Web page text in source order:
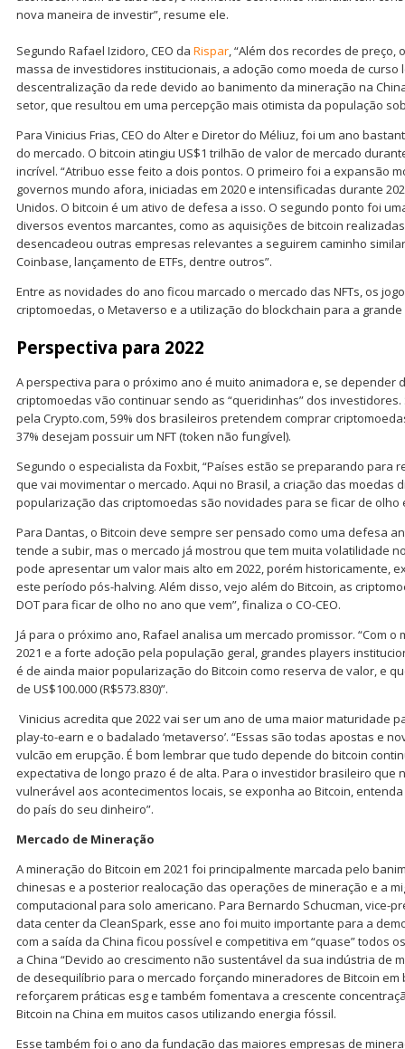
nova maneira de investir”, resume ele.
Segundo Rafael Izidoro, CEO da Rispar, “Além dos recordes de preço,
massa de investidores institucionais, a adoção como moeda de curso
descentralização da rede devido ao banimento da mineração na
setor, que resultou em uma percepção mais otimista da população
Para Vinicius Frias, CEO do Alter e Diretor do Méliuz, foi um ano
do mercado. O bitcoin atingiu US$1 trilhão de valor de mercado
incrível. “Atribuo esse feito a dois pontos. O primeiro foi a expansão
governos mundo afora, iniciadas em 2020 e intensificadas durante
Unidos. O bitcoin é um ativo de defesa a isso. O segundo ponto foi
diversos eventos marcantes, como as aquisições de bitcoin
desencadeou outras empresas relevantes a seguirem caminho
Coinbase, lançamento de ETFs, dentre outros”.
Entre as novidades do ano ficou marcado o mercado das NFTs, os
criptomoedas, o Metaverso e a utilização do blockchain para a
Perspectiva para 2022
A perspectiva para o próximo ano é muito animadora e, se depender
criptomoedas vão continuar sendo as “queridinhas” dos
pela Crypto.com, 59% dos brasileiros pretendem comprar
37% desejam possuir um NFT (token não fungível).
Segundo o especialista da Foxbit, “Países estão se preparando para
que vai movimentar o mercado. Aqui no Brasil, a criação das moedas
popularização das criptomoedas são novidades para se ficar de olho
Para Dantas, o Bitcoin deve sempre ser pensado como uma defesa
tende a subir, mas o mercado já mostrou que tem muita volatilidade
pode apresentar um valor mais alto em 2022, porém historicamente,
este período pós-halving. Além disso, vejo além do Bitcoin, as
DOT para ficar de olho no ano que vem”, finaliza o CO-CEO.
Já para o próximo ano, Rafael analisa um mercado promissor. “Com
2021 e a forte adoção pela população geral, grandes players
é de ainda maior popularização do Bitcoin como reserva de valor, e
de US$100.000 (R$573.830)”.
Vinicius acredita que 2022 vai ser um ano de uma maior maturidade
play-to-earn e o badalado ‘metaverso’. “Essas são todas apostas e
vulcão em erupção. É bom lembrar que tudo depende do bitcoin
expectativa de longo prazo é de alta. Para o investidor brasileiro que
vulnerável aos acontecimentos locais, se exponha ao Bitcoin,
do país do seu dinheiro”.
Mercado de Mineração
A mineração do Bitcoin em 2021 foi principalmente marcada pelo
chinesas e a posterior realocação das operações de mineração e a
computacional para solo americano. Para Bernardo Schucman, vice-
data center da CleanSpark, esse ano foi muito importante para a
com a saída da China ficou possível e competitiva em “quase” todos
a China “Devido ao crescimento não sustentável da sua indústria de
de desequilíbrio para o mercado forçando mineradores de Bitcoin
reforçarem práticas esg e também fomentava a crescente
Bitcoin na China em muitos casos utilizando energia fóssil.
Esse também foi o ano da fundação das maiores empresas de